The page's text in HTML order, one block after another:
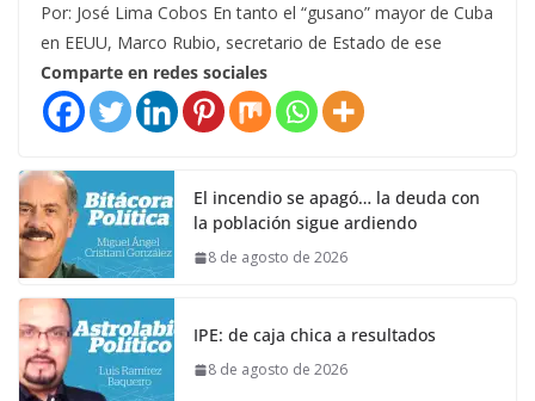
Por: José Lima Cobos En tanto el “gusano” mayor de Cuba
en EEUU, Marco Rubio, secretario de Estado de ese
Comparte en redes sociales
El incendio se apagó… la deuda con
la población sigue ardiendo
8 de agosto de 2026
IPE: de caja chica a resultados
8 de agosto de 2026